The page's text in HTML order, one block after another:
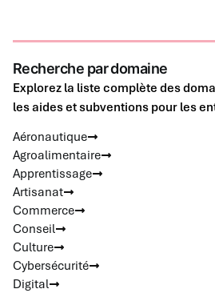
Recherche par domaine
Explorez la liste complète des
les aides et subventions pour les
Aéronautique
Agroalimentaire
Apprentissage
Artisanat
Commerce
Conseil
Culture
Cybersécurité
Digital